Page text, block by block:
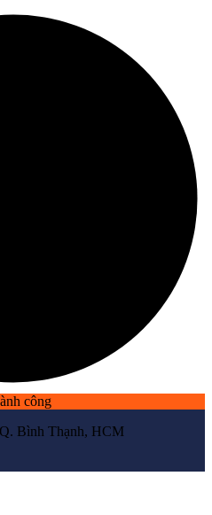
công
Bình Thạnh, HCM